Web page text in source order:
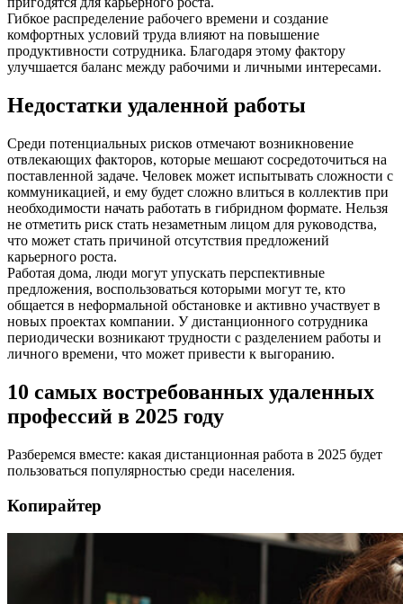
Гибкое распределение рабочего времени и создание
комфортных условий труда влияют на повышение
продуктивности сотрудника. Благодаря этому фактору
улучшается баланс между рабочими и личными интересами.
Недостатки удаленной работы
Среди потенциальных рисков отмечают возникновение
отвлекающих факторов, которые мешают сосредоточиться на
поставленной задаче. Человек может испытывать сложности с
коммуникацией, и ему будет сложно влиться в коллектив при
необходимости начать работать в гибридном формате. Нельзя
не отметить риск стать незаметным лицом для руководства,
что может стать причиной отсутствия предложений
карьерного роста.
Работая дома, люди могут упускать перспективные
предложения, воспользоваться которыми могут те, кто
общается в неформальной обстановке и активно участвует в
новых проектах компании. У дистанционного сотрудника
периодически возникают трудности с разделением работы и
личного времени, что может привести к выгоранию.
10 самых востребованных удаленных
профессий в 2025 году
Разберемся вместе: какая дистанционная работа в 2025 будет
пользоваться популярностью среди населения.
Копирайтер